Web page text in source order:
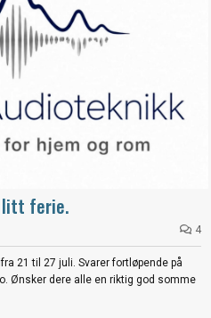
litt ferie.
4
21 til 27 juli. Svarer fortløpende på
Ønsker dere alle en riktig god somme